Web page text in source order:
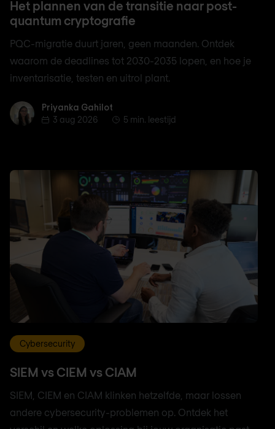
Het plannen van de transitie naar post-
quantum cryptografie
PQC-migratie duurt jaren, geen maanden. Ontdek
waarom de deadlines tot 2030-2035 lopen, en hoe je
inventarisatie, testen en uitrol plant.
Priyanka Gahilot
Priyanka Gahilot
3 aug 2026
5 min. leestijd
Cybersecurity
SIEM vs CIEM vs CIAM
SIEM, CIEM en CIAM klinken hetzelfde, maar lossen
andere cybersecurity-problemen op. Ontdek het